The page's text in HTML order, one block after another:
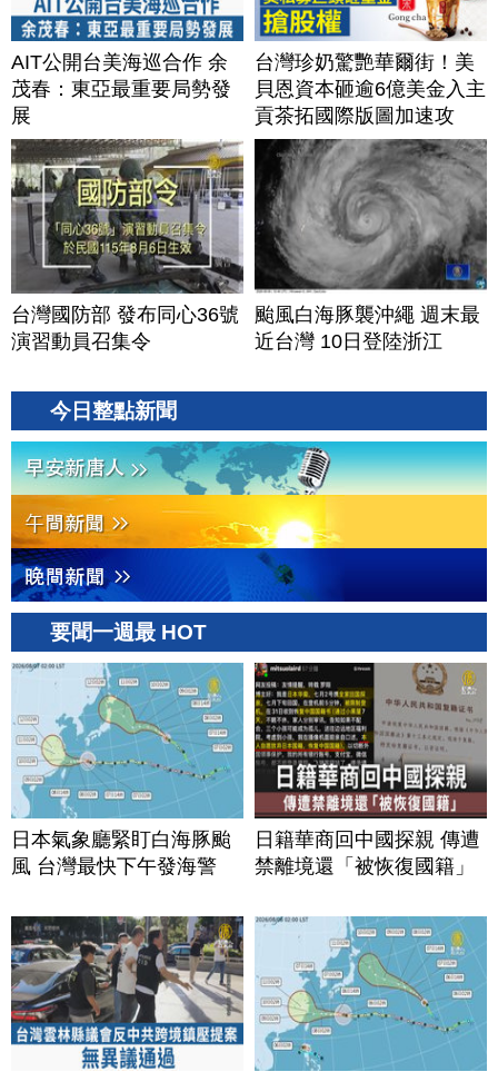
AIT公開台美海巡合作 余
茂春：東亞最重要局勢發
展
台灣珍奶驚艷華爾街！美
貝恩資本砸逾6億美金入主
貢茶拓國際版圖加速攻
美？｜#財經新聞｜
20260806(四)
台灣國防部 發布同心36號
演習動員召集令
颱風白海豚襲沖繩 週末最
近台灣 10日登陸浙江
今日整點新聞
要聞一週最 HOT
日本氣象廳緊盯白海豚颱
風 台灣最快下午發海警
日籍華商回中國探親 傳遭
禁離境還「被恢復國籍」